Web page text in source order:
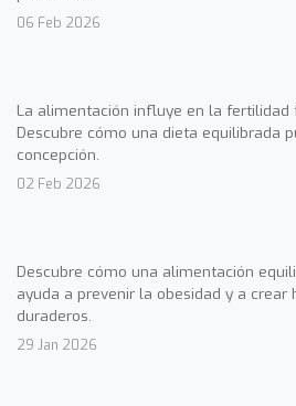
06 Feb 2026
La alimentación influye en la fertilidad
Descubre cómo una dieta equilibrada
concepción.
02 Feb 2026
Descubre cómo una alimentación
ayuda a prevenir la obesidad y a crear
duraderos.
29 Jan 2026